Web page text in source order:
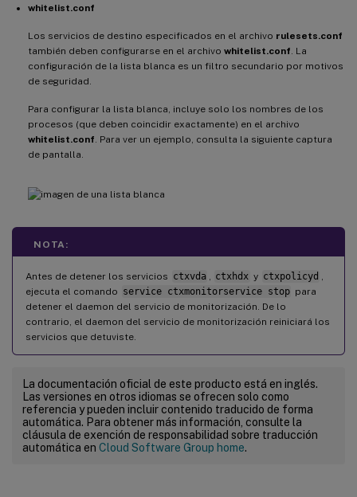
![imagen de cuatro servicios
-
  MonitorUser
: all
-
  Operation
: 1/2/4/8 (1 = detiene el
-
  DBRecord
: false
whitelist.conf
Los servicios de destino especificados en el archivo rulesets.conf
también deben configurarse en el archivo whitelist.conf . La
configuración de la lista blanca es un filtro secundario por motivos
de seguridad.
Para configurar la lista blanca, incluye solo los nombres de los
procesos (que deben coincidir exactamente) en el archivo
whitelist.conf . Para ver un ejemplo, consulta la siguiente captura
de pantalla.
NOTA:
Antes de detener los servicios ctxvda ctxhdx y ctxpolicyd
ejecuta el comando service ctxmonitorservice stop para
detener el daemon del servicio de monitorización. De lo
contrario, el daemon del servicio de monitorización reiniciará los
servicios que detuviste.
La documentación oficial de este producto está en inglés.
Las versiones en otros idiomas se ofrecen solo como
referencia y pueden incluir contenido traducido de forma
automática. Para obtener más información, consulte la
cláusula de exención de responsabilidad sobre traducción
automática en Cloud Software Group home.